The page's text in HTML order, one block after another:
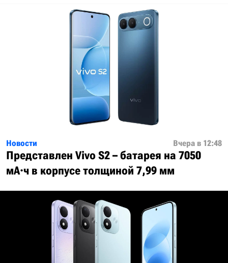
Новости Вчера в 12:48
Представлен Vivo S2 – батарея на 7050
мА·ч в корпусе толщиной 7,99 мм